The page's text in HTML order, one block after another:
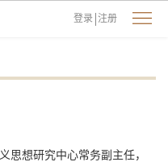
登录 注册
思想研究中心常务副主任，